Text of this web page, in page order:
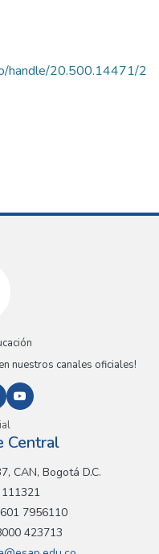
handle/20.500.14471/2
nuestros canales oficiales!
Central
CAN, Bogotá D.C.
111321
7956110
423713